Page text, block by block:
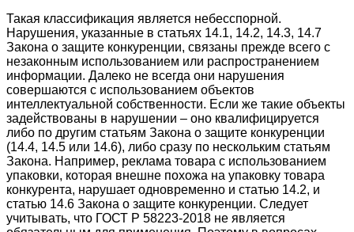
Такая классификация является небесспорной.
Нарушения, указанные в статьях 14.1, 14.2, 14.3, 14.7
Закона о защите конкуренции, связаны прежде всего с
незаконным использованием или распространением
информации. Далеко не всегда они нарушения
совершаются с использованием объектов
интеллектуальной собственности. Если же такие объекты
задействованы в нарушении – оно квалифицируется
либо по другим статьям Закона о защите конкуренции
(14.4, 14.5 или 14.6), либо сразу по нескольким статьям
Закона. Например, реклама товара с использованием
упаковки, которая внешне похожа на упаковку товара
конкурента, нарушает одновременно и статью 14.2, и
статью 14.6 Закона о защите конкуренции. Следует
учитывать, что ГОСТ Р 58223-2018 не является